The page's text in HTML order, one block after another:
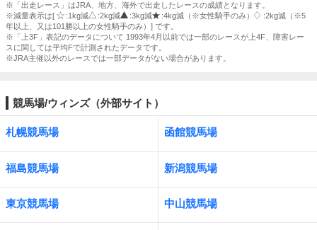
※「出走レース」はJRA、地方、海外で出走したレースの成績となります。
※減量表示は[
:1kg減 :2kg減 :3kg減 :4kg減（※女性騎手のみ）
:2kg減（※5
年以上、又は101勝以上の女性騎手のみ）] です。
※「上3F」表記のデータについて 1993年4月以前では一部のレースが上4F、障害レー
スに関しては平均Fで計測されたデータです。
※JRA主催以外のレースでは一部データがない場合があります。
競馬場/ウィンズ（外部サイト）
札幌競馬場 函館競馬場
福島競馬場 新潟競馬場
東京競馬場 中山競馬場